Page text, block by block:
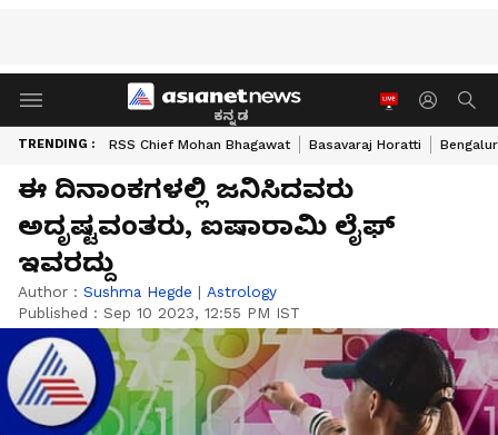
ಕನ್ನಡ
TRENDING : RSS Chief Mohan Bhagawat Basavaraj Horatti
ಈ ದಿನಾಂಕಗಳಲ್ಲಿ ಜನಿಸಿದವರು
ಅದೃಷ್ಟವಂತರು, ಐಷಾರಾಮಿ ಲೈಫ್‌
ಇವರದ್ದು
Author : Sushma Hegde | Astrology
Published : Sep 10 2023, 12:55 PM IST